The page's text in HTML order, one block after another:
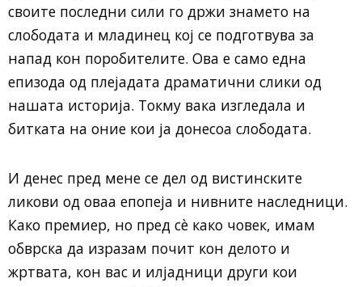
своите последни сили го држи знамето на
слободата и младинец кој се подготвува за
напад кон поробителите. Ова е само една
епизода од плејадата драматични слики од
нашата историја. Токму вака изгледала и
битката на оние кои ја донесоа слободата.
И денес пред мене се дел од вистинските
ликови од оваа епопеја и нивните наследници.
Како премиер, но пред сè како човек, имам
обврска да изразам почит кон делото и
жртвата, кон вас и илјадници други кои